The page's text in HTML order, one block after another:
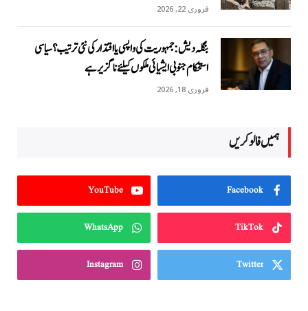
فروری 22, 2026
بنگلہ دیش: جمہوریت کی واپسی یا اقتدار کی نئی ترتیب؟ سیاسی
استحکام جنوبی ایشیائی ملکوں کیلئے ناگزیر ہے
فروری 18, 2026
ہمیں فالو کریں
Facebook
YouTube
TikTok
WhatsApp
Twitter
Instagram